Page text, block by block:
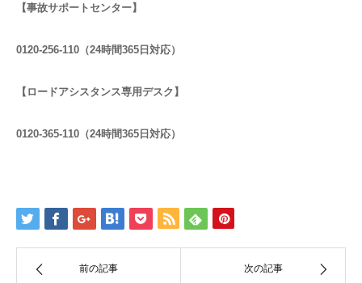
【事故サポートセンター】
0120-256-110（24時間365日対応）
【ロードアシスタンス専用デスク】
0120-365-110（24時間365日対応）
前の記事 次の記事